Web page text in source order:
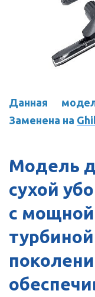
Данная
Заменена на
Модель
сухой
c